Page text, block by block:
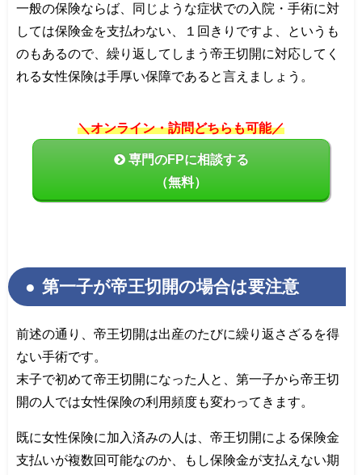
一般の保険ならば、同じような症状での入院・手術に対
しては保険金を支払わない、１回きりですよ、というも
のもあるので、繰り返してしまう帝王切開に対応してく
れる女性保険は手厚い保障であると言えましょう。
＼オンライン・訪問どちらも可能／
専門のFPに相談する
（無料）
第一子が帝王切開の場合は要注意
前述の通り、帝王切開は出産のたびに繰り返さざるを得
ない手術です。
末子で初めて帝王切開になった人と、第一子から帝王切
開の人では女性保険の利用頻度も変わってきます。
既に女性保険に加入済みの人は、帝王切開による保険金
支払いが複数回可能なのか、もし保険金が支払えない期